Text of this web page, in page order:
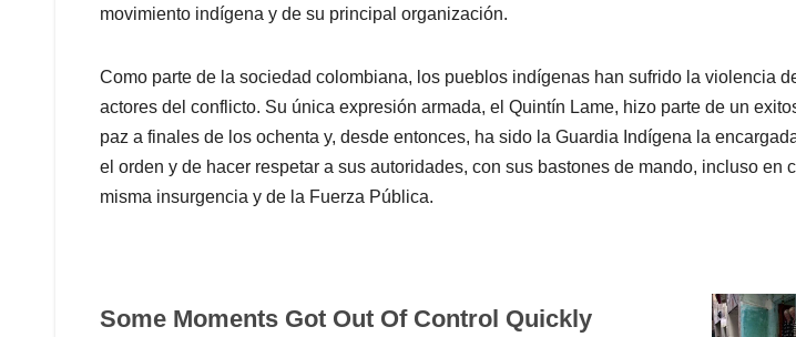
movimiento indígena y de su principal organización.
Como parte de la sociedad colombiana, los pueblos indígenas han sufrido la violencia
actores del conflicto. Su única expresión armada, el Quintín Lame, hizo parte de un
paz a finales de los ochenta y, desde entonces, ha sido la Guardia Indígena la
el orden y de hacer respetar a sus autoridades, con sus bastones de mando, incluso en
misma insurgencia y de la Fuerza Pública.